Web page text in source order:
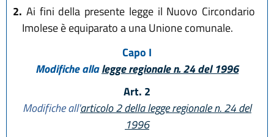
2. Ai fini della presente legge il Nuovo Circondario
Imolese è equiparato a una Unione comunale.
Capo I
Modifiche allalegge regionale n. 24 del 1996
Art. 2
Modifiche all'articolo 2 della legge regionale n. 24 del
1996